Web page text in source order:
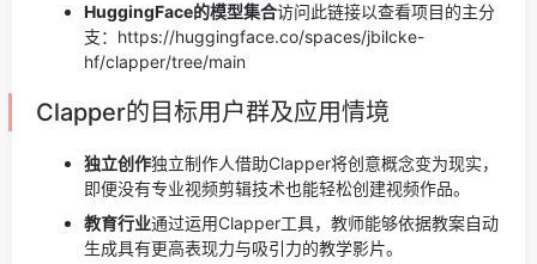
HuggingFace的模型集合访问此链接以查看项目的主分
支：https://huggingface.co/spaces/jbilcke-
hf/clapper/tree/main
Clapper的目标用户群及应用情境
独立创作独立制作人借助Clapper将创意概念变为现实，
即便没有专业视频剪辑技术也能轻松创建视频作品。
教育行业通过运用Clapper工具，教师能够依据教案自动
生成具有更高表现力与吸引力的教学影片。